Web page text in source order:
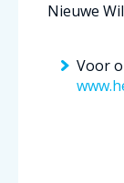
Nieuwe
Voor